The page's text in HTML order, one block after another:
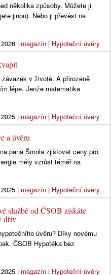
několika způsoby. Můžete ji
jinou). Nebo ji převést na
| magazín| Hypoteční úvěry
v životě. A přirozeně
lépe. Jenže matematika
| magazín| Hypoteční úvěry
a úvěru
pana Šmola zjišťovat ceny pro
měly vzrůst téměř na
| magazín| Hypoteční úvěry
službě od ČSOB získáte
dřív
úvěru? Díky novému
ČSOB Hypotéka bez
| magazín| Hypoteční úvěry